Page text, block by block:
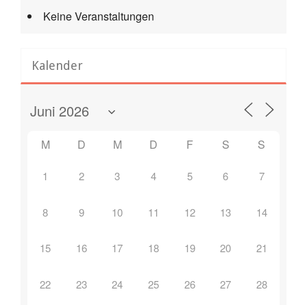
Keine Veranstaltungen
Kalender
M D M D F S S
1 2 3 4 5 6 7
8 9 10 11 12 13 14
15 16 17 18 19 20 21
22 23 24 25 26 27 28